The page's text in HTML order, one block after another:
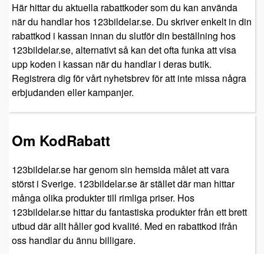
Här hittar du aktuella rabattkoder som du kan använda
när du handlar hos 123bildelar.se. Du skriver enkelt in din
rabattkod i kassan innan du slutför din beställning hos
123bildelar.se, alternativt så kan det ofta funka att visa
upp koden i kassan när du handlar i deras butik.
Registrera dig för vårt nyhetsbrev för att inte missa några
erbjudanden eller kampanjer.
Om KodRabatt
123bildelar.se har genom sin hemsida målet att vara
störst i Sverige. 123bildelar.se är stället där man hittar
många olika produkter till rimliga priser. Hos
123bildelar.se hittar du fantastiska produkter från ett brett
utbud där allt håller god kvalité. Med en rabattkod ifrån
oss handlar du ännu billigare.